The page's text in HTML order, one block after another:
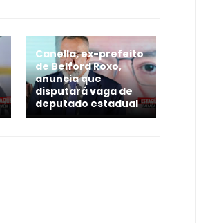
Canella, ex-prefeito
de Belford Roxo,
anuncia que
disputará vaga de
deputado estadual